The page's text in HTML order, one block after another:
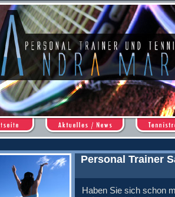
Personal Trainer
Haben Sie sich schon